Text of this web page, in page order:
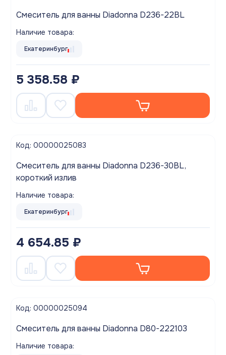
Смеситель для ванны Diadonna D236-22BL
Наличие товара:
Екатеринбург
5 358.58 ₽
Код: 00000025083
Смеситель для ванны Diadonna D236-30BL,
короткий излив
Наличие товара:
Екатеринбург
4 654.85 ₽
Код: 00000025094
Смеситель для ванны Diadonna D80-222103
Наличие товара: